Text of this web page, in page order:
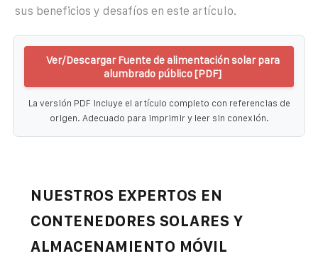
sus beneficios y desafíos en este artículo.
Ver/Descargar Fuente de alimentación solar para
alumbrado público [PDF]
La versión PDF incluye el artículo completo con referencias de
origen. Adecuado para imprimir y leer sin conexión.
NUESTROS EXPERTOS EN
CONTENEDORES SOLARES Y
ALMACENAMIENTO MÓVIL